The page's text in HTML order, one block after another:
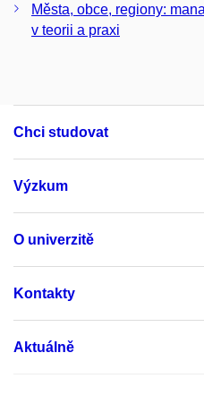
Města, obce, regiony:
v teorii a praxi
Chci studovat
Výzkum
O univerzitě
Kontakty
Aktuálně